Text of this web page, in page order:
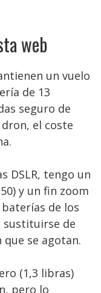
web
un vuelo
de 13
seguro de
el coste
DSLR, tengo un
y un fin zoom
de los
sustituirse de
se agotan.
(1,3 libras)
pero lo